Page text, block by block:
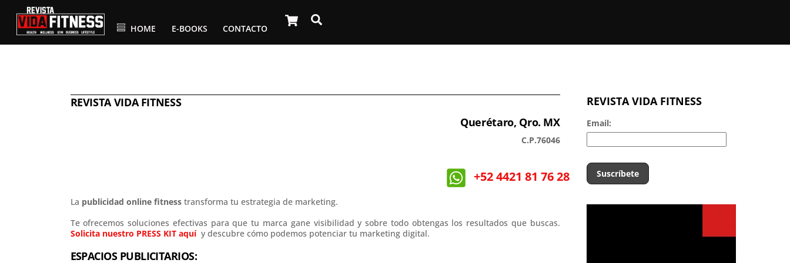
content
Cart
HOME E-BOOKS CONTACTO
REVISTA VIDA FITNESS
Querétaro, Qro. MX
C.P.76046
+52 4421 81 76 28
La publicidad online fitnesstransforma tu estrategia de marketing.
Te ofrecemos soluciones efectivas para que tu marca gane visibilidad y sobre todo obtengas los resultados que buscas.
Solicita nuestro PRESS KIT aquí y descubre cómo podemos potenciar tu marketing digital.
ESPACIOS PUBLICITARIOS:
REVISTA VIDA FITNESS
Email: